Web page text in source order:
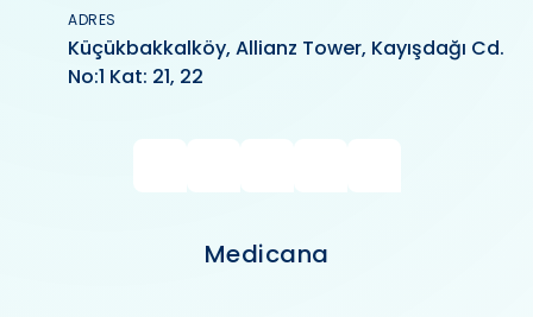
ADRES
Küçükbakkalköy, Allianz Tower, Kayışdağı Cd.
No:1 Kat: 21, 22
Medicana